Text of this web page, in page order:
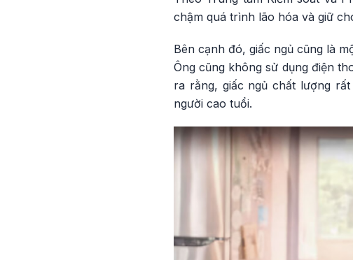
chậm quá trình lão hóa và giữ
Bên cạnh đó, giấc ngủ cũng là
Ông cũng không sử dụng điện
ra rằng, giấc ngủ chất lượng
người cao tuổi.